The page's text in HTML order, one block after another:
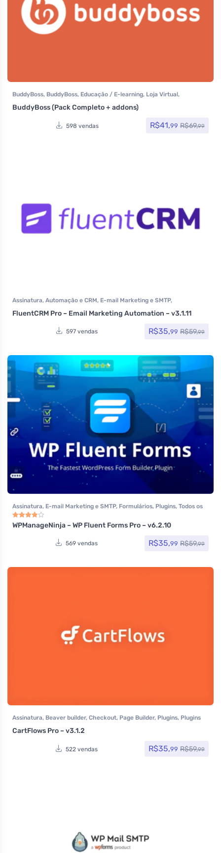
BuddyBoss, BuddyBoss, Educação / E-learning, Loja Virtual,
MarketPlace
Plugins Tecnologia Temas
BuddyBoss (Pack Completo + addons)
598 vendas R$41,99 R$69,99
Assinatura, Automação e CRM, E-mail Marketing e SMTP,
Formulários
Plugins , Todos os itens, Woocommerce
FluentCRM Pro – Email Marketing Automation – v3.1.11
597 vendas R$35,99 R$59,99
Assinatura, E-mail Marketing e SMTP, Formulários, Plugins, Todos os
itens
4.00 de 5
WPManageNinja – WP Fluent Forms Pro – v6.2.10
569 vendas R$35,99 R$59,99
Assinatura, Beaver builder, Checkout, Page Builder, Plugins, Plugins
Wocoomerce, Woocommerce
CartFlows Pro – v3.1.2
522 vendas R$35,99 R$59,99